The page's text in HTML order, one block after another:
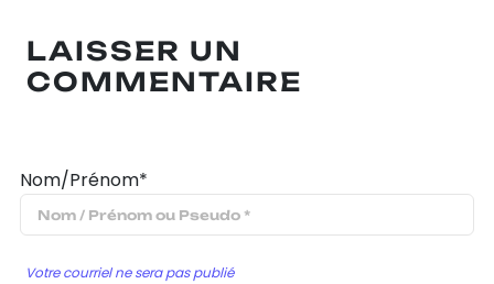
LAISSER UN
COMMENTAIRE
Nom/Prénom*
Votre courriel ne sera pas publié